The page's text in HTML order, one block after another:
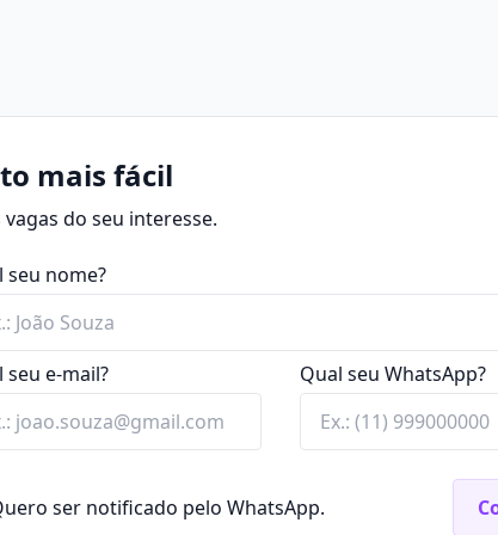
mais fácil
do seu interesse.
seu nome?
seu e-mail? Qual seu WhatsApp?
ser notificado pelo WhatsApp.